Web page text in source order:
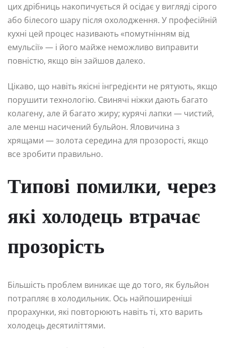
цих дрібниць накопичується й осідає у вигляді сірого
або білесого шару після охолодження. У професійній
кухні цей процес називають «помутнінням від
емульсії» — і його майже неможливо виправити
повністю, якщо він зайшов далеко.
Цікаво, що навіть якісні інгредієнти не рятують, якщо
порушити технологію. Свинячі ніжки дають багато
колагену, але й багато жиру; курячі лапки — чистий,
але менш насичений бульйон. Яловичина з
хрящами — золота середина для прозорості, якщо
все зробити правильно.
Типові помилки, через
які холодець втрачає
прозорість
Більшість проблем виникає ще до того, як бульйон
потрапляє в холодильник. Ось найпоширеніші
прорахунки, які повторюють навіть ті, хто варить
холодець десятиліттями.